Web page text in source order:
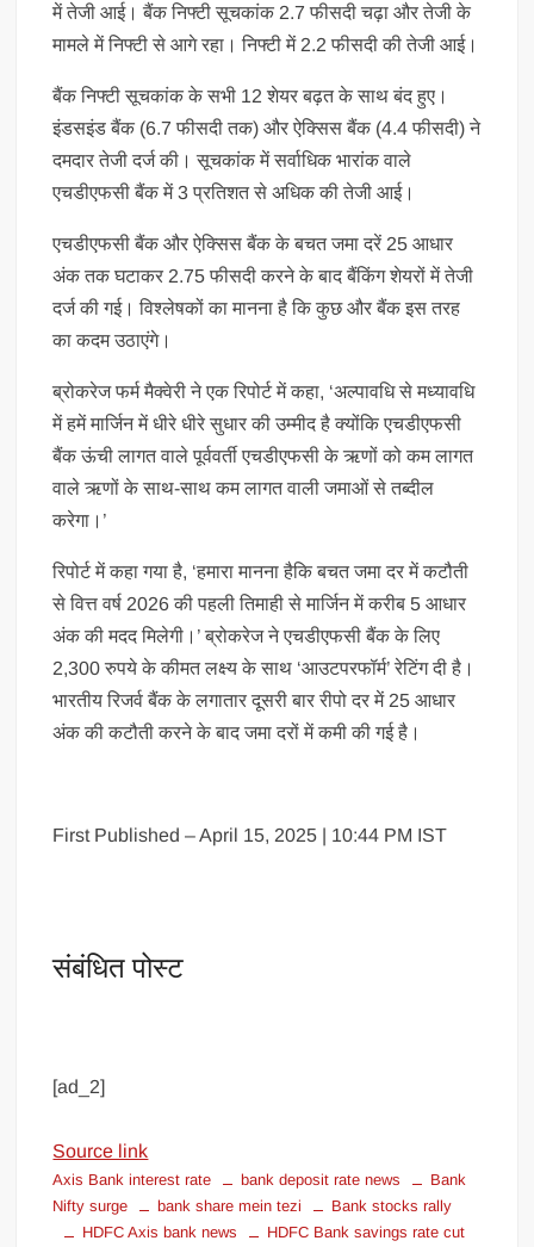
में तेजी आई। बैंक निफ्टी सूचकांक 2.7 फीसदी चढ़ा और तेजी के
मामले में निफ्टी से आगे रहा। निफ्टी में 2.2 फीसदी की तेजी आई।
बैंक निफ्टी सूचकांक के सभी 12 शेयर बढ़त के साथ बंद हुए।
इंडसइंड बैंक (6.7 फीसदी तक) और ऐक्सिस बैंक (4.4 फीसदी) ने
दमदार तेजी दर्ज की। सूचकांक में सर्वाधिक भारांक वाले
एचडीएफसी बैंक में 3 प्रतिशत से अधिक की तेजी आई।
एचडीएफसी बैंक और ऐक्सिस बैंक के बचत जमा दरें 25 आधार
अंक तक घटाकर 2.75 फीसदी करने के बाद बैंकिंग शेयरों में तेजी
दर्ज की गई। विश्लेषकों का मानना है कि कुछ और बैंक इस तरह
का कदम उठाएंगे।
ब्रोकरेज फर्म मैक्वेरी ने एक रिपोर्ट में कहा, ‘अल्पावधि से मध्यावधि
में हमें मार्जिन में धीरे धीरे सुधार की उम्मीद है क्योंकि एचडीएफसी
बैंक ऊंची लागत वाले पूर्ववर्ती एचडीएफसी के ऋणों को कम लागत
वाले ऋणों के साथ-साथ कम लागत वाली जमाओं से तब्दील
करेगा।’
रिपोर्ट में कहा गया है, ‘हमारा मानना हैकि बचत जमा दर में कटौती
से वित्त वर्ष 2026 की पहली तिमाही से मार्जिन में करीब 5 आधार
अंक की मदद मिलेगी।’ ब्रोकरेज ने एचडीएफसी बैंक के लिए
2,300 रुपये के कीमत लक्ष्य के साथ ‘आउटपरफॉर्म’ रेटिंग दी है।
भारतीय रिजर्व बैंक के लगातार दूसरी बार रीपो दर में 25 आधार
अंक की कटौती करने के बाद जमा दरों में कमी की गई है।
First Published – April 15, 2025 | 10:44 PM IST
संबंधित पोस्ट
[ad_2]
Source link
Axis Bank interest rate bank deposit rate news
Bank
Nifty surge
bank share mein tezi
Bank stocks rally
HDFC Axis bank news
HDFC Bank savings rate cut